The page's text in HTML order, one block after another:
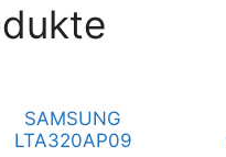
SAMSUNG
LTA320AP09